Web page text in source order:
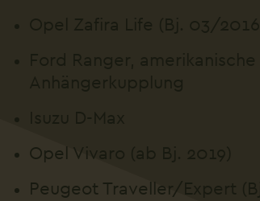
Opel Vivaro (ab Bj. 2019)
Peugeot Traveller/Expert (Bj.